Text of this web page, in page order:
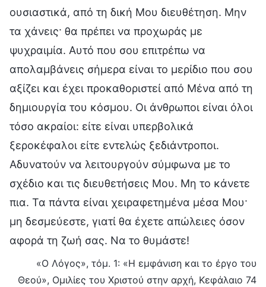
ουσιαστικά, από τη δική Μου διευθέτηση. Μην
τα χάνεις· θα πρέπει να προχωράς με
ψυχραιμία. Αυτό που σου επιτρέπω να
απολαμβάνεις σήμερα είναι το μερίδιο που σου
αξίζει και έχει προκαθοριστεί από Μένα από τη
δημιουργία του κόσμου. Οι άνθρωποι είναι όλοι
τόσο ακραίοι: είτε είναι υπερβολικά
ξεροκέφαλοι είτε εντελώς ξεδιάντροποι.
Αδυνατούν να λειτουργούν σύμφωνα με το
σχέδιο και τις διευθετήσεις Μου. Μη το κάνετε
πια. Τα πάντα είναι χειραφετημένα μέσα Μου·
μη δεσμεύεστε, γιατί θα έχετε απώλειες όσον
αφορά τη ζωή σας. Να το θυμάστε!
«Ο Λόγος», τόμ. 1: «Η εμφάνιση και το έργο του
Θεού», Ομιλίες του Χριστού στην αρχή, Κεφάλαιο 74